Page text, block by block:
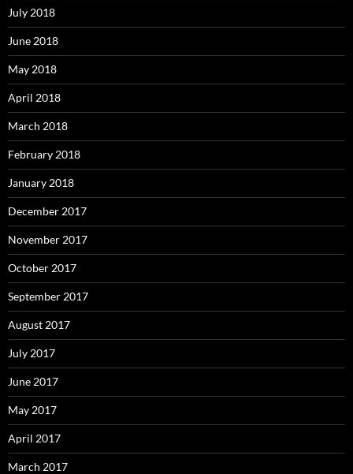
July 2018
June 2018
May 2018
April 2018
March 2018
February 2018
January 2018
December 2017
November 2017
October 2017
September 2017
August 2017
July 2017
June 2017
May 2017
April 2017
March 2017